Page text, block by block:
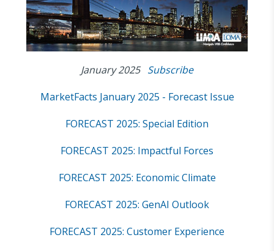
January 2025 Subscribe
MarketFacts January 2025 - Forecast Issue
FORECAST 2025: Special Edition
FORECAST 2025: Impactful Forces
FORECAST 2025: Economic Climate
FORECAST 2025: GenAI Outlook
FORECAST 2025: Customer Experience